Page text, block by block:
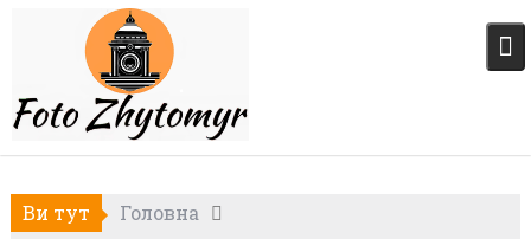
Ви тут
Головна